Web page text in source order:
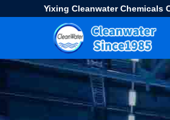
Yixing Cleanwater Chemicals